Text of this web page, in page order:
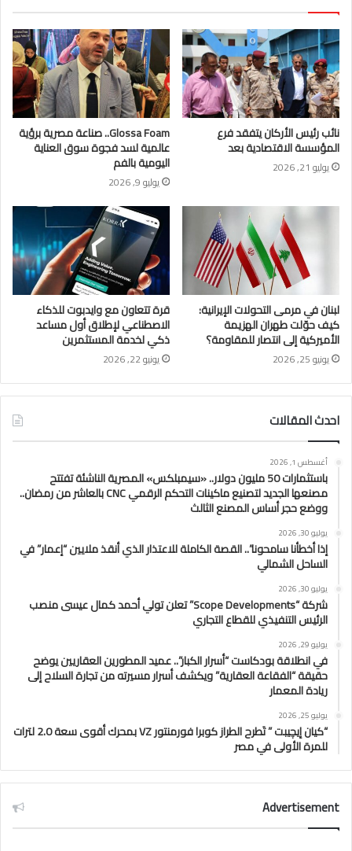
نائب رئيس الأركان يتفقد فرع
المؤسسة الاقتصادية بعد
يوليو 21, 2026
Glossa Foam.. صناعة مصرية برؤية
عالمية لسد فجوة سوق العناية
اليومية بالفم
يوليو 9, 2026
لبنان في مرمى التحولات الإيرانية:
كيف حوّلت طهران الهزيمة
الأميركية إلى انتصار للمقاومة؟
يونيو 25, 2026
قرة تتعاون مع وايدبوت للذكاء
الاصطناعي لإطلاق أول مساعد
ذكي لخدمة المستثمرين
يونيو 22, 2026
احدث المقالات
أغسطس 1, 2026
باستثمارات 50 مليون دولار.. «سيمبلكس» المصرية الناشئة تفتتح
مصنعها الجديد لتصنيع ماكينات التحكم الرقمي CNC بالعاشر من رمضان..
ووضع حجر أساس المصنع الثالث
يوليو 30, 2026
إذا أخطأنا سامحونا”.. القصة الكاملة للاعتذار الذي أنقذ ملايين “إعمار” في
الساحل الشمالي
يوليو 30, 2026
شركة “Scope Developments” تعلن تولي أحمد كمال عيسى منصب
الرئيس التنفيذي للقطاع التجاري
يوليو 29, 2026
في انطلاقة بودكاست “أسرار الكبار”.. عميد المطورين العقاريين يوضح
حقيقة “الفقاعة العقارية” ويكشف أسرار مسيرته من تجارة السلاح إلى
ريادة المعمار
يوليو 25, 2026
“كيان إيچيبت ” تَطرح الطراز كوبرا فورمنتور VZ بمحرك أقوى سعة 2.0 لترات
للمرة الأولى في مصر
Advertisement